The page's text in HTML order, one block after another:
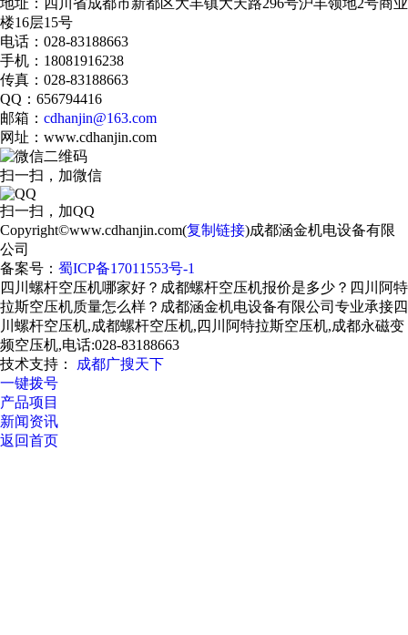
地址：四川省成都市新都区大丰镇大天路296号沪丰领地2号商业
楼16层15号
电话：028-83188663
手机：18081916238
传真：028-83188663
QQ：656794416
邮箱： cdhanjin@163.com
网址：www.cdhanjin.com
扫一扫，加微信
扫一扫，加QQ
Copyright©www.cdhanjin.com(复制链接)成都涵金机电设备有限
公司
备案号： 蜀ICP备17011553号-1
四川螺杆空压机哪家好？成都螺杆空压机报价是多少？四川阿特
拉斯空压机质量怎么样？成都涵金机电设备有限公司专业承接四
川螺杆空压机,成都螺杆空压机,四川阿特拉斯空压机,成都永磁变
频空压机,电话:028-83188663
技术支持：
成都广搜天下
一键拨号
产品项目
新闻资讯
返回首页